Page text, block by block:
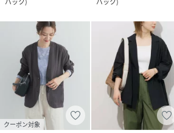
品番
RX5338_DR26230
クーポン対象